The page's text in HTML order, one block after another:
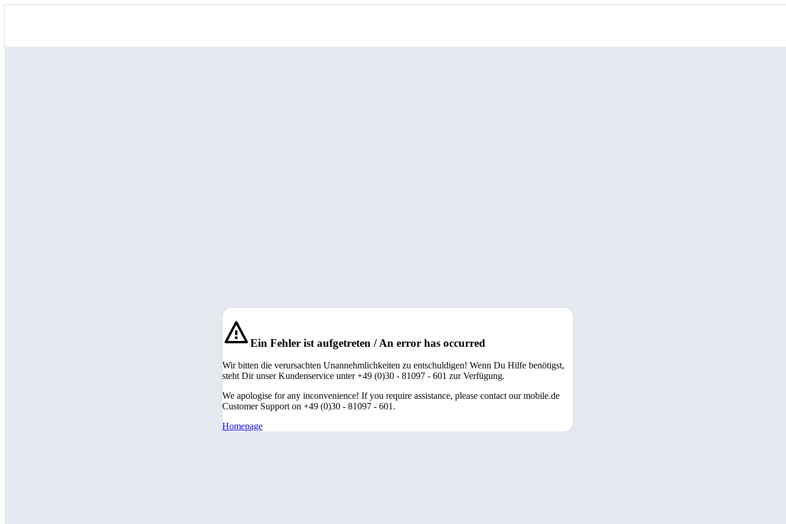
Ein Fehler ist aufgetreten / An error has occurred
Wir bitten die verursachten Unannehmlichkeiten zu entschuldigen! Wenn Du Hilfe benötigst,
steht Dir unser Kundenservice unter +49 (0)30 - 81097 - 601 zur Verfügung.
We apologise for any inconvenience! If you require assistance, please contact our mobile.de
Customer Support on +49 (0)30 - 81097 - 601.
Homepage